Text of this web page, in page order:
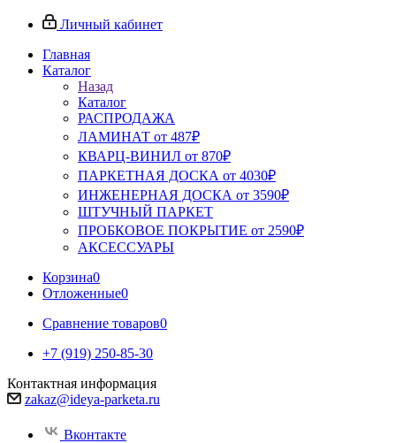
Личный кабинет
Главная
Каталог
Назад
Каталог
РАСПРОДАЖА
ЛАМИНАТ от 487₽
КВАРЦ-ВИНИЛ от 870₽
ПАРКЕТНАЯ ДОСКА от 4030₽
ИНЖЕНЕРНАЯ ДОСКА от 3590₽
ШТУЧНЫЙ ПАРКЕТ
ПРОБКОВОЕ ПОКРЫТИЕ от 2590₽
АКСЕССУАРЫ
Корзина0
Отложенные0
Сравнение товаров0
+7 (919) 250-85-30
Контактная информация
zakaz@ideya-parketa.ru
Вконтакте